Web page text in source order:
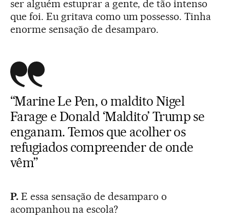
ser alguém estuprar a gente, de tão intenso
que foi. Eu gritava como um possesso. Tinha
enorme sensação de desamparo.
“Marine Le Pen, o maldito Nigel
Farage e Donald ‘Maldito’ Trump se
enganam. Temos que acolher os
refugiados compreender de onde
vêm”
P. E essa sensação de desamparo o
acompanhou na escola?